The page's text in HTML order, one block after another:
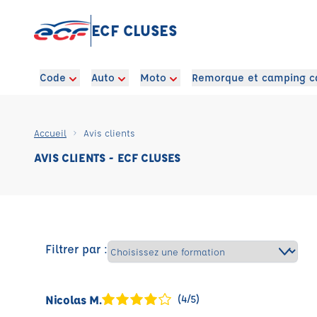
ECF CLUSES
Code Auto Moto Remorque et camping
Accueil Avis clients
AVIS CLIENTS - ECF CLUSES
Filtrer par :
Nicolas M. (4/5)